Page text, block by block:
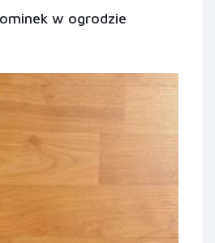
w ogrodzie